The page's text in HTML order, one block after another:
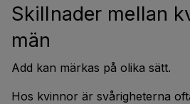
Skillnader mellan
män
Add kan märkas på olika sätt.
Hos kvinnor är svårigheterna